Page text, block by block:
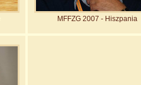
MFFZG 2007 - Hiszpania